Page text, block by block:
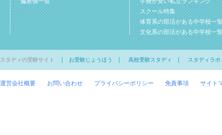
スクール特集
体育系の部活がある中学校一
文化系の部活がある中学校一
スタディの受験サイト お受験じょうほう 高校受験スタディ スタディラボ
運営会社概要 お問い合わせ プライバシーポリシー 免責事項 サイト